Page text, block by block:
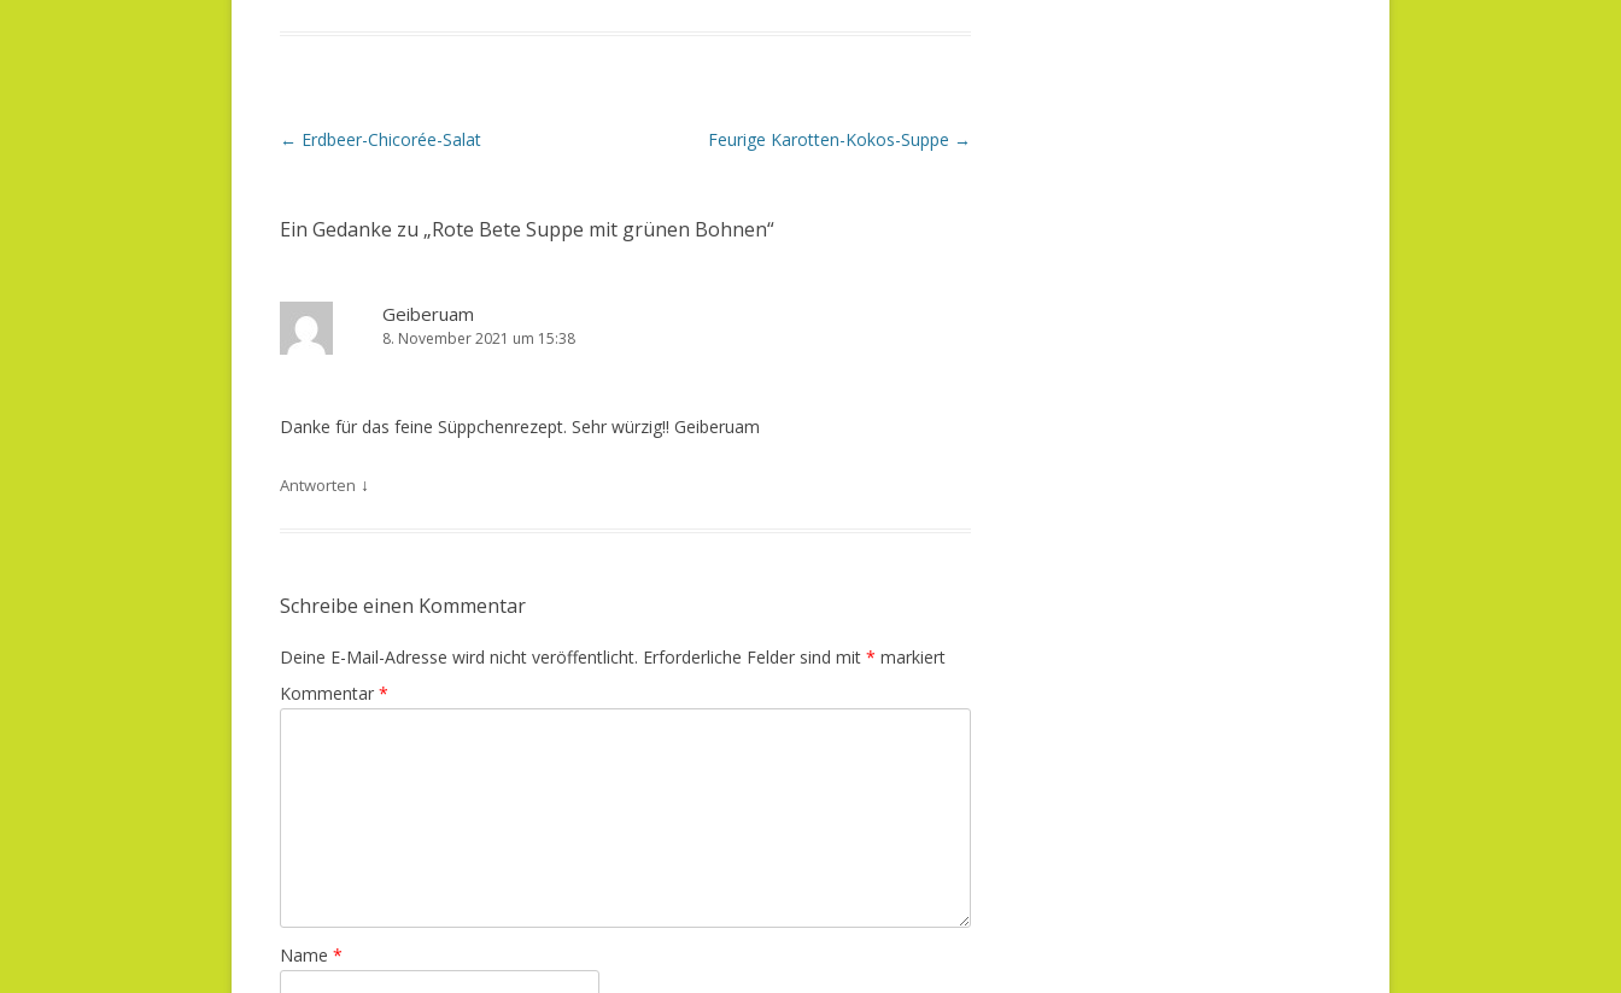
e
a
N
t
i
n
← Erdbeer-Chicorée-Salat Feurige Karotten-Kokos-Suppe →
Ein Gedanke zu „Rote Bete Suppe mit grünen Bohnen“
Geiberuam
8. November 2021 um 15:38
Danke für das feine Süppchenrezept. Sehr würzig!! Geiberuam
Antworten ↓
Schreibe einen Kommentar
Deine E-Mail-Adresse wird nicht veröffentlicht. Erforderliche Felder sind mit * markiert
Kommentar *
Name *